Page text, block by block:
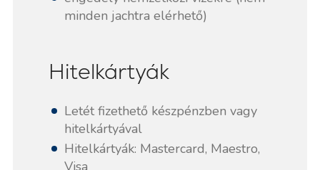
minden jachtra elérhető)
Hitelkártyák
Letét fizethető készpénzben vagy
hitelkártyával
Hitelkártyák: Mastercard, Maestro,
Visa